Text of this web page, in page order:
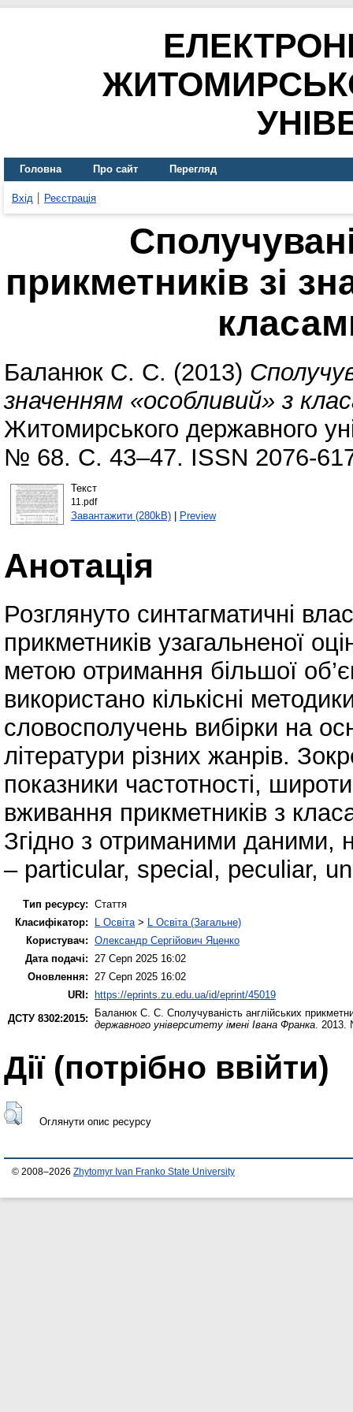
Головна Про сайт Перегляд
Вхід Реєстрація
прикметників зі
Баланюк С. С. (2013)
значенням «особливий» з
Житомирського державного
№ 68. С. 43–47. ISSN 2076-
Текст
11.pdf
Завантажити (280kB)| Preview
Анотація
Розглянуто синтагматичні
прикметників узагальненої
метою отримання більшої
використано кількісні
словосполучень вибірки на
літератури різних жанрів.
показники частотності,
вживання прикметників з
Згідно з отриманими даними,
– particular, special, peculiar,
Тип ресурсу: Стаття
Класифікатор:
L Освіта > L Освіта (Загальне)
Користувач: Олександр Сергійович Яценко
Дата подачі:
27 Серп 2025 16:02
Оновлення:
27 Серп 2025 16:02
URI: https://eprints.zu.edu.ua/id/eprint/45019
ДСТУ 8302:2015:
Баланюк С. С. Сполучуваність англійських
державного університету імені Івана Франка .
Дії ​​(потрібно ввійти)
Оглянути опис ресурсу
© 2008–2026 Zhytomyr Ivan Franko State University